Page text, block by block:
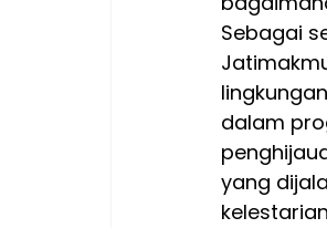
Sebagai
dalam
yang